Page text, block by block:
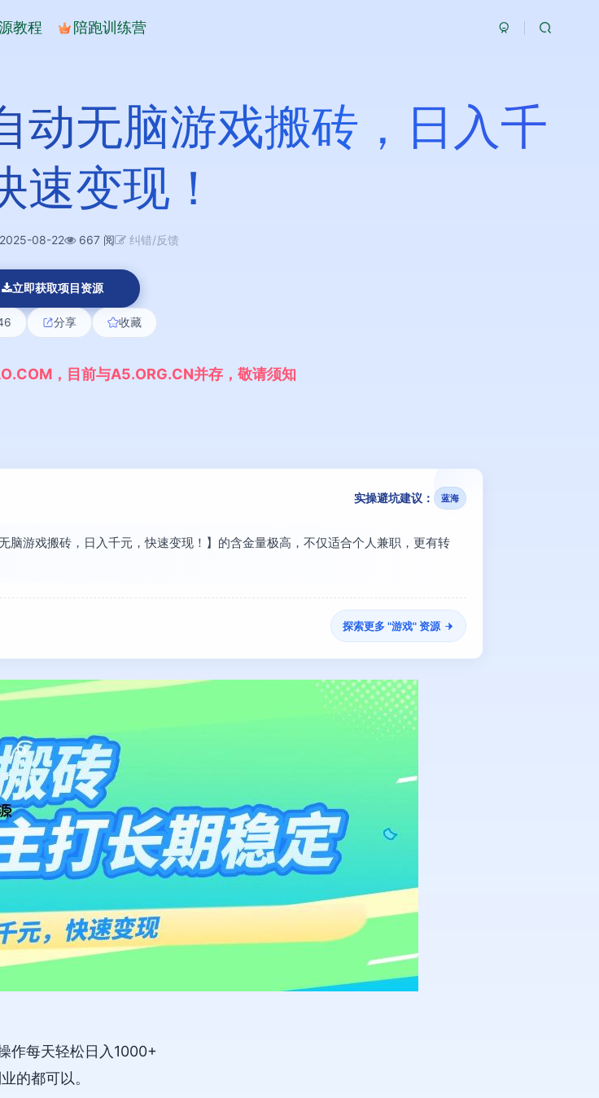
教程 陪跑训练营
动无脑游戏搬砖，日入千
速变现！
2025-08-22 667 阅 纠错/反馈
立即获取项目资源
分享 收藏
O.COM ， 目 前与A5.ORG.CN并存 ， 敬请须知
实操避坑建议： 蓝海
游戏搬砖，日入千元，快速变现！】的含金量极高，不仅适合个人兼职，更有转
探索更多 "游戏" 资源
作每天轻松日入1000+
的都可以。